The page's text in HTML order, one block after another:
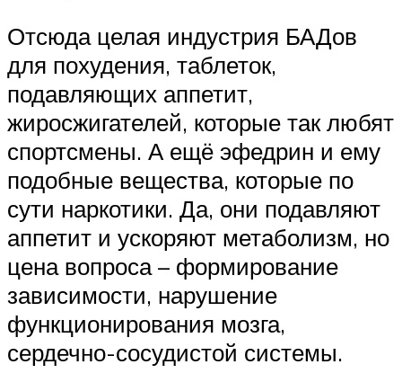
Отсюда целая индустрия БАДов
для похудения, таблеток,
подавляющих аппетит,
жиросжигателей, которые так любят
спортсмены. А ещё эфедрин и ему
подобные вещества, которые по
сути наркотики. Да, они подавляют
аппетит и ускоряют метаболизм, но
цена вопроса – формирование
зависимости, нарушение
функционирования мозга,
сердечно-сосудистой системы.